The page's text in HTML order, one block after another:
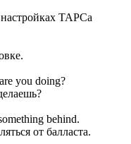
ТАРСа
you doing?
behind.
от балласта.